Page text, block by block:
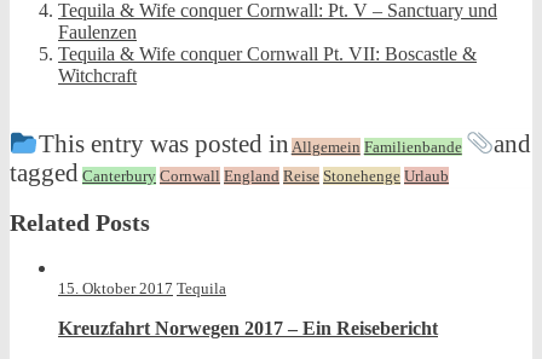
Tequila & Wife conquer Cornwall: Pt. V – Sanctuary und
Faulenzen
Tequila & Wife conquer Cornwall Pt. VII: Boscastle &
Witchcraft
This entry was posted in Allgemein Familienbande
and
tagged Canterbury Cornwall England Reise Stonehenge Urlaub
Related Posts
15. Oktober 2017 Tequila
Kreuzfahrt Norwegen 2017 – Ein Reisebericht